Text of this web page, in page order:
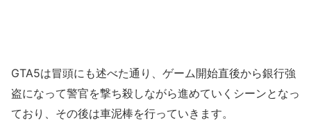
GTA5は冒頭にも述べた通り、ゲーム開始直後から銀行強
盗になって警官を撃ち殺しながら進めていくシーンとなっ
ており、その後は車泥棒を行っていきます。